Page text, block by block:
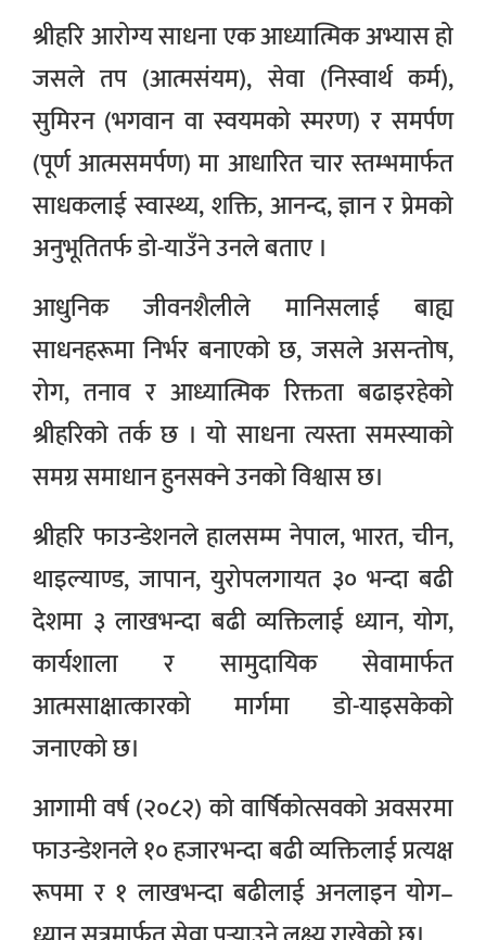
श्रीहरि आरोग्य साधना एक आध्यात्मिक अभ्यास हो
जसले तप (आत्मसंयम), सेवा (निस्वार्थ कर्म),
सुमिरन (भगवान वा स्वयमको स्मरण) र समर्पण
(पूर्ण आत्मसमर्पण) मा आधारित चार स्तम्भमार्फत
साधकलाई स्वास्थ्य, शक्ति, आनन्द, ज्ञान र प्रेमको
अनुभूतितर्फ डो-याउँने उनले बताए ।
आधुनिक जीवनशैलीले मानिसलाई बाह्य
साधनहरूमा निर्भर बनाएको छ, जसले असन्तोष,
रोग, तनाव र आध्यात्मिक रिक्तता बढाइरहेको
श्रीहरिकाे तर्क छ । यो साधना त्यस्ता समस्याको
समग्र समाधान हुनसक्ने उनको विश्वास छ।
श्रीहरि फाउन्डेशनले हालसम्म नेपाल, भारत, चीन,
थाइल्याण्ड, जापान, युरोपलगायत ३० भन्दा बढी
देशमा ३ लाखभन्दा बढी व्यक्तिलाई ध्यान, योग,
कार्यशाला र सामुदायिक सेवामार्फत
आत्मसाक्षात्कारको मार्गमा डो-याइसकेको
जनाएको छ।
आगामी वर्ष (२०८२) को वार्षिकोत्सवको अवसरमा
फाउन्डेशनले १० हजारभन्दा बढी व्यक्तिलाई प्रत्यक्ष
रूपमा र १ लाखभन्दा बढीलाई अनलाइन योग–